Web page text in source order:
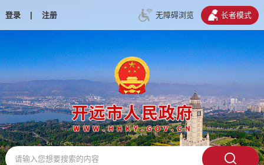
登录 | 注册 无障碍浏览 长者模式